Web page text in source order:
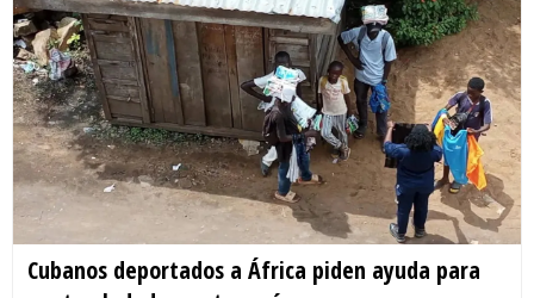
Cubanos deportados a África piden ayuda para